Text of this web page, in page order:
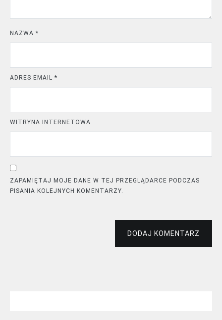
NAZWA *
ADRES EMAIL *
WITRYNA INTERNETOWA
ZAPAMIĘTAJ MOJE DANE W TEJ PRZEGLĄDARCE PODCZAS
PISANIA KOLEJNYCH KOMENTARZY.
DODAJ KOMENTARZ